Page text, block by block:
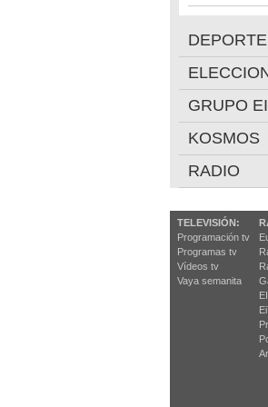
GRUPO
KOSMOS
RADIO
TELEVISIÓN:
Programación tv
Programas tv
Vídeos tv
Vaya semanita